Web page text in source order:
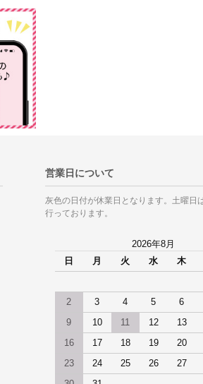
営業日について
灰色の日付が休業日となります。土曜日
行っております。
2026年8月
日
月 火 水 木
2 3 4 5 6
9 10 11 12 13
16 17 18 19 20
23 24 25 26 27